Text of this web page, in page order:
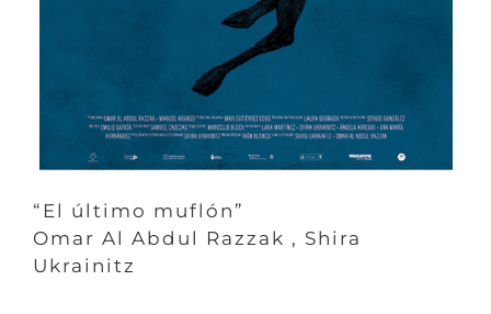
“El último muflón”
Omar Al Abdul Razzak , Shira
Ukrainitz